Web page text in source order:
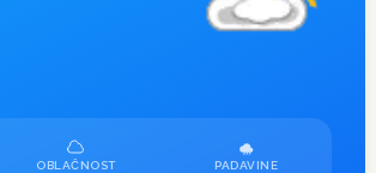
OBLAČNOST PADAVINE